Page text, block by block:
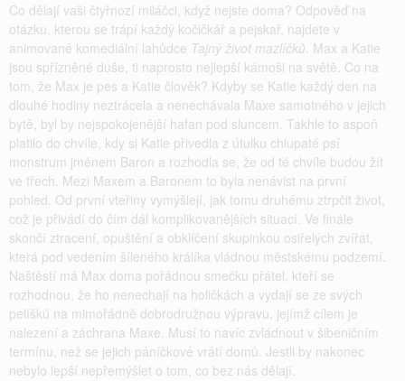
Co dělají vaši čtyřnozí miláčci, když nejste doma? Odpověď na
otázku, kterou se trápí každý kočičkář a pejskař, najdete v
animované komediální lahůdce Tajný život mazlíčků. Max a Katie
jsou spřízněné duše, ti naprosto nejlepší kámoši na světě. Co na
tom, že Max je pes a Katie člověk? Kdyby se Katie každý den na
dlouhé hodiny neztrácela a nenechávala Maxe samotného v jejich
bytě, byl by nejspokojenější hafan pod sluncem. Takhle to aspoň
platilo do chvíle, kdy si Katie přivedla z útulku chlupaté psí
monstrum jménem Baron a rozhodla se, že od té chvíle budou žít
ve třech. Mezi Maxem a Baronem to byla nenávist na první
pohled. Od první vteřiny vymýšlejí, jak tomu druhému ztrpčit život,
což je přivádí do čím dál komplikovanějších situací. Ve finále
skončí ztracení, opuštění a obklíčení skupinkou osiřelých zvířat,
která pod vedením šíleného králíka vládnou městskému podzemí.
Naštěstí má Max doma pořádnou smečku přátel, kteří se
rozhodnou, že ho nenechají na holičkách a vydají se ze svých
pelíšků na mimořádně dobrodružnou výpravu, jejímž cílem je
nalezení a záchrana Maxe. Musí to navíc zvládnout v šibeničním
termínu, než se jejich páníčkové vrátí domů. Jestli by nakonec
nebylo lepší nepřemýšlet o tom, co bez nás dělají.